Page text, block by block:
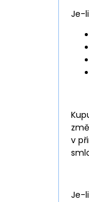
Je-
v
Je-